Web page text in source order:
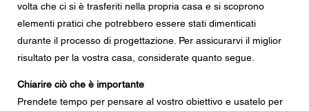
volta che ci si è trasferiti nella propria casa e si scoprono
elementi pratici che potrebbero essere stati dimenticati
durante il processo di progettazione. Per assicurarvi il miglior
risultato per la vostra casa, considerate quanto segue.
Chiarire ciò che è importante
Prendete tempo per pensare al vostro obiettivo e usatelo per
visitatore umano e per impedire inserimenti di spam
automatici.
Consenso alla protezione dei dati
del modulo di cui sopra al rivenditore Centor più vicino o
a un dipendente Centor responsabile che mi possa
contattare ai fini della mia richiesta.